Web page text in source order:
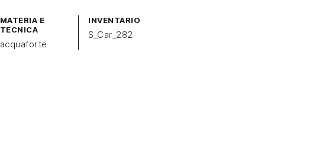
MATERIA E
TECNICA
acquaforte
INVENTARIO
S_Car_282